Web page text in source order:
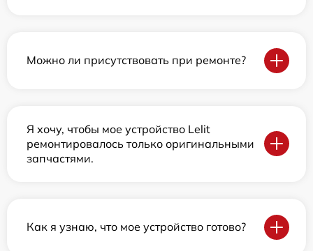
Можно ли присутствовать при ремонте?
Я хочу, чтобы мое устройство Lelit
ремонтировалось только оригинальными
запчастями.
Как я узнаю, что мое устройство готово?